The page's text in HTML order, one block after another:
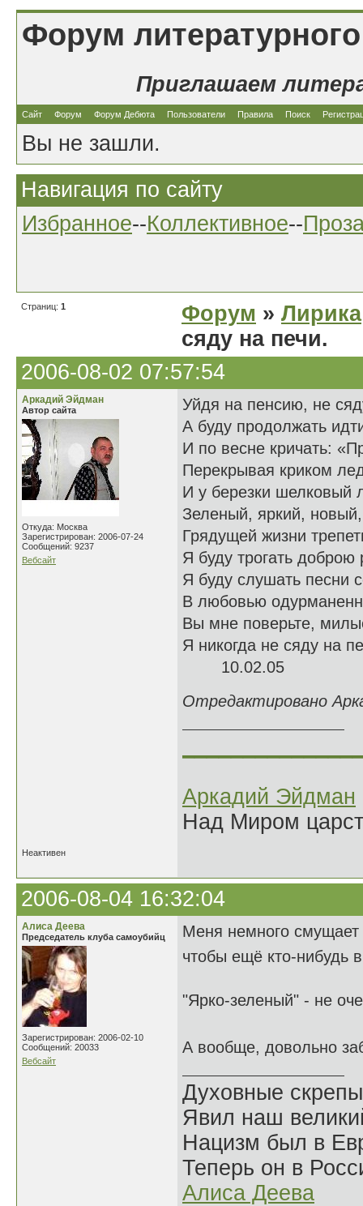
Форум
Приглашаем
Сайт Форум Форум Дебюта Пользователи Правила Поиск
Вы не зашли.
Навигация по сайту
Избранное--Коллективное--
Страниц: 1 Форум » Лирика
сяду на печи.
2006-08-02 07:57:54
Аркадий Эйдман
Автор сайта
Откуда: Москва
Зарегистрирован: 2006-07-24
Сообщений: 9237
Вебсайт
Уйдя на пенсию, не
А буду продолжать
И по весне кричать:
Перекрывая криком
И у березки шелковый
Зеленый, яркий,
Грядущей жизни
Я буду трогать доброю
Я буду слушать песни
В любовью
Вы мне поверьте,
Я никогда не сяду на
10.02.05
Отредактировано
Аркадий Эйдман
Над Миром
Неактивен
2006-08-04 16:32:04
Алиса Деева
Председатель клуба самоубийц
Зарегистрирован: 2006-02-10
Сообщений: 20033
Вебсайт
Меня немного
чтобы ещё кто-нибудь
"Ярко-зеленый" - не
А вообще, довольно
Духовные
Явил наш
Нацизм был в
Теперь он в
Алиса Деева